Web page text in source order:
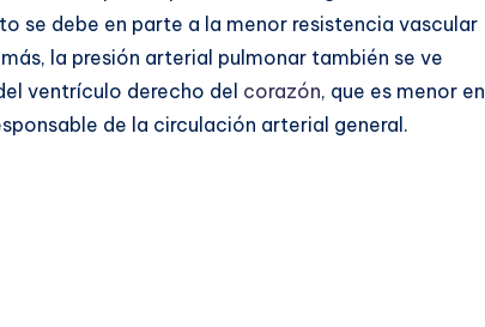
se debe en parte a la menor resistencia vascular
la presión arterial pulmonar también se ve
ventrículo derecho del corazón, que es menor en
de la circulación arterial general.